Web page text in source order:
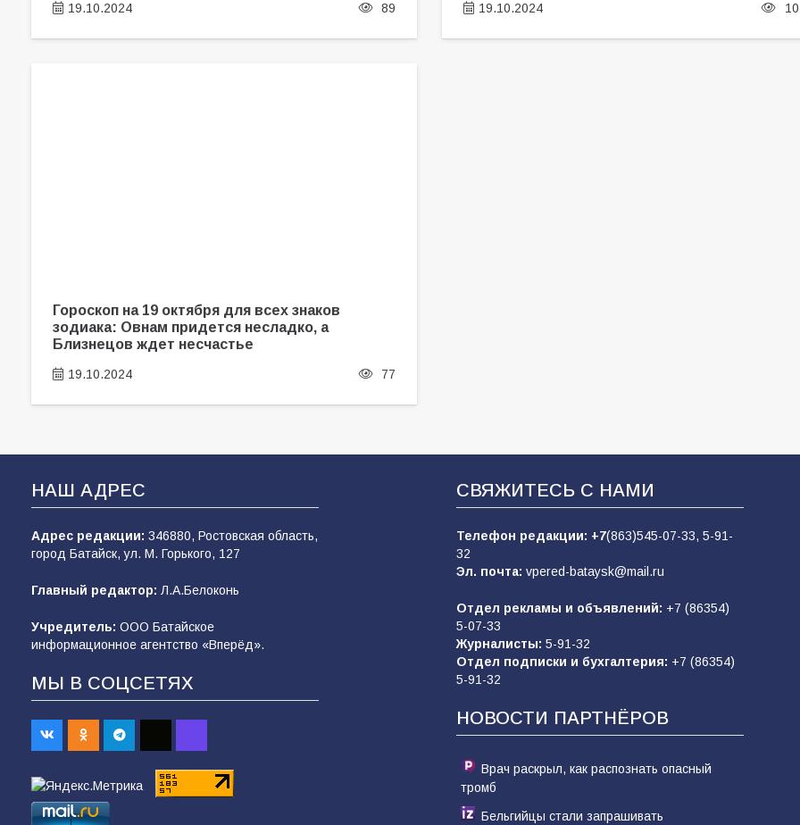
19.10.2024 89 19.10.2024
Гороскоп на 19 октября для всех знаков
зодиака: Овнам придется несладко, а
Близнецов ждет несчастье
19.10.2024 77
НАШ АДРЕС
Адрес редакции: 346880, Ростовская область,
город Батайск, ул. М. Горького, 127
Главный редактор: Л.А.Белоконь
Учредитель: ООО Батайское
информационное агентство «Вперёд».
МЫ В СОЦСЕТЯХ
СВЯЖИТЕСЬ С НАМИ
Телефон редакции: +7(863)545-07-33, 5-91-
32
Эл. почта: vpered-bataysk@mail.ru
Отдел рекламы и объявлений: +7 (86354)
5-07-33
Журналисты: 5-91-32
Отдел подписки и бухгалтерия: +7 (86354)
5-91-32
НОВОСТИ ПАРТНЁРОВ
Врач раскрыл, как распознать опасный
тромб
Бельгийцы стали запрашивать